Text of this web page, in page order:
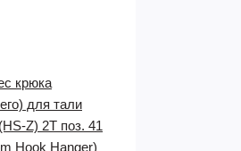
крюка
для тали
Z) 2T поз. 41
Hook Hanger)